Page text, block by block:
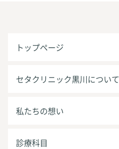
トップページ
セタクリニック黒川について
私たちの想い
診療科目